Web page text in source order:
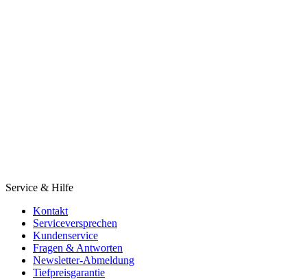
Service & Hilfe
Kontakt
Serviceversprechen
Kundenservice
Fragen & Antworten
Newsletter-Abmeldung
Tiefpreisgarantie